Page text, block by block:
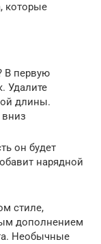
которые
В первую
Удалите
длины.
он будет
нарядной
стиле,
дополнением
Необычные